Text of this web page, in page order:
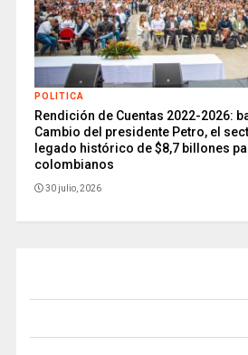
POLITICA
Rendición de Cuentas 2022-2026:
Cambio del presidente Petro, el
legado histórico de $8,7 billones
colombianos
30 julio, 2026